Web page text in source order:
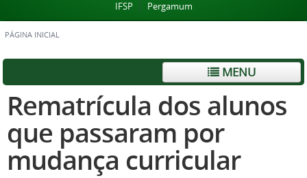
IFSP
Pergamum
PÁGINA INICIAL
MENU
Rematrícula dos alunos
que passaram por
mudança curricular